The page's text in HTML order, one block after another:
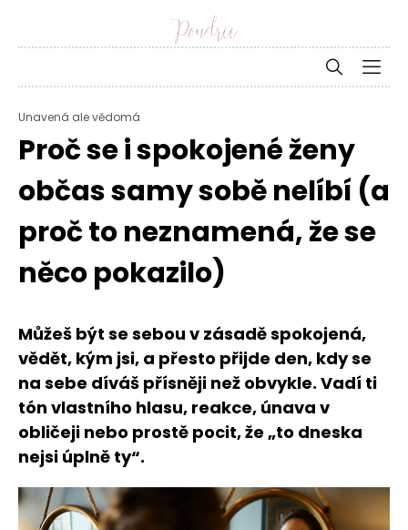
Unavená ale vědomá
Proč se i spokojené ženy
občas samy sobě nelíbí (a
proč to neznamená, že se
něco pokazilo)
Můžeš být se sebou v zásadě spokojená,
vědět, kým jsi, a přesto přijde den, kdy se
na sebe díváš přísněji než obvykle. Vadí ti
tón vlastního hlasu, reakce, únava v
obličeji nebo prostě pocit, že „to dneska
nejsi úplně ty“.